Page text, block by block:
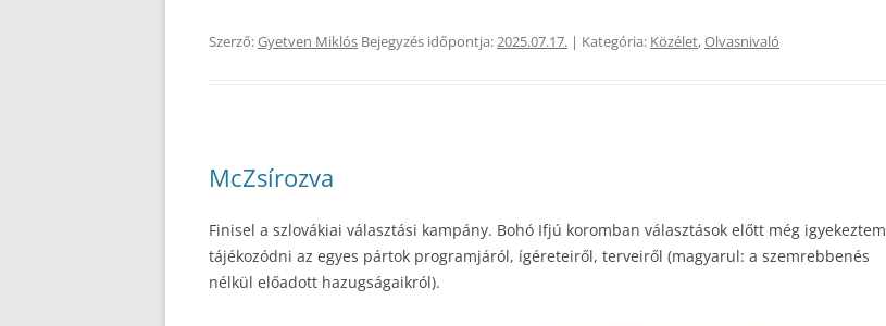
Szerző:Gyetven Miklós Bejegyzés időpontja:2025.07.17. | Kategória: Közélet,Olvasnivaló
McZsírozva
Finisel a szlovákiai választási kampány. Bohó Ifjú koromban választások előtt még igyekeztem
tájékozódni az egyes pártok programjáról, ígéreteiről, terveiről (magyarul: a szemrebbenés
nélkül előadott hazugságaikról).